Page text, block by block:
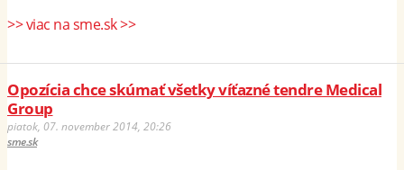
>> viac na sme.sk >>
Opozícia chce skúmať všetky víťazné tendre Medical
Group
piatok, 07. november 2014, 20:26
sme.sk